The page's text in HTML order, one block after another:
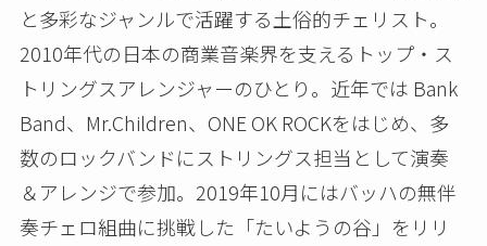
と多彩なジャンルで活躍する土俗的チェリスト。
2010年代の日本の商業音楽界を支えるトップ・ス
トリングスアレンジャーのひとり。近年では Bank
Band、Mr.Children、ONE OK ROCKをはじめ、多
数のロックバンドにストリングス担当として演奏
＆アレンジで参加。2019年10月にはバッハの無伴
奏チェロ組曲に挑戦した「たいようの谷」をリリ